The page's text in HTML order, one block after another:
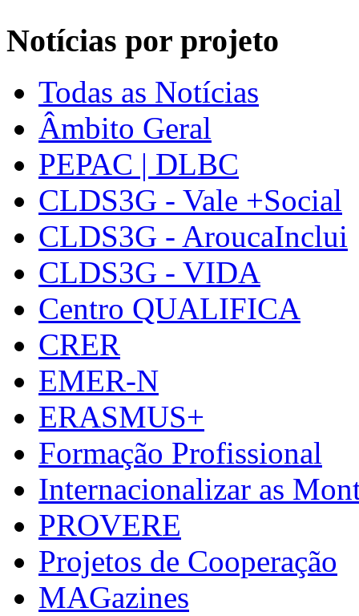
Notícias por projeto
Todas as Notícias
Âmbito Geral
PEPAC | DLBC
CLDS3G - Vale +Social
CLDS3G - AroucaInclui
CLDS3G - VIDA
Centro QUALIFICA
CRER
EMER-N
ERASMUS+
Formação Profissional
Internacionalizar as
PROVERE
Projetos de Cooperação
MAGazines